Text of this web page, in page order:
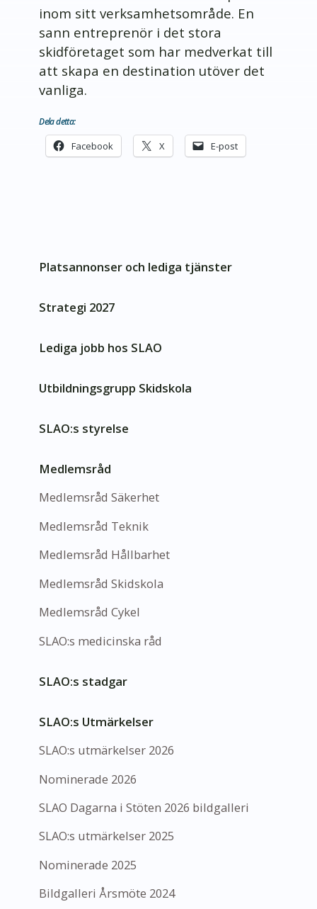
inom sitt verksamhetsområde. En
sann entreprenör i det stora
skidföretaget som har medverkat till
att skapa en destination utöver det
vanliga.
Dela detta:
Facebook X E-post
Platsannonser och lediga tjänster
Strategi 2027
Lediga jobb hos SLAO
Utbildningsgrupp Skidskola
SLAO:s styrelse
Medlemsråd
Medlemsråd Säkerhet
Medlemsråd Teknik
Medlemsråd Hållbarhet
Medlemsråd Skidskola
Medlemsråd Cykel
SLAO:s medicinska råd
SLAO:s stadgar
SLAO:s Utmärkelser
SLAO:s utmärkelser 2026
Nominerade 2026
SLAO Dagarna i Stöten 2026 bildgalleri
SLAO:s utmärkelser 2025
Nominerade 2025
Bildgalleri Årsmöte 2024